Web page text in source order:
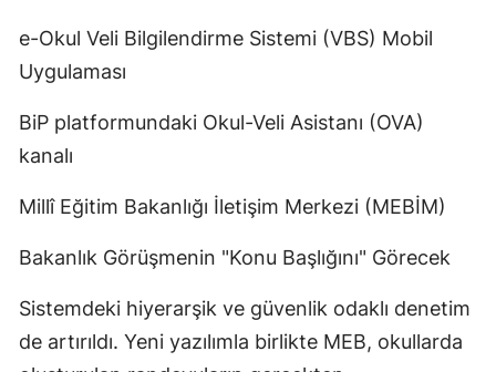
e-Okul Veli Bilgilendirme Sistemi (VBS) Mobil
Uygulaması
BiP platformundaki Okul-Veli Asistanı (OVA)
kanalı
Millî Eğitim Bakanlığı İletişim Merkezi (MEBİM)
Bakanlık Görüşmenin "Konu Başlığını" Görecek
Sistemdeki hiyerarşik ve güvenlik odaklı denetim
de artırıldı. Yeni yazılımla birlikte MEB, okullarda